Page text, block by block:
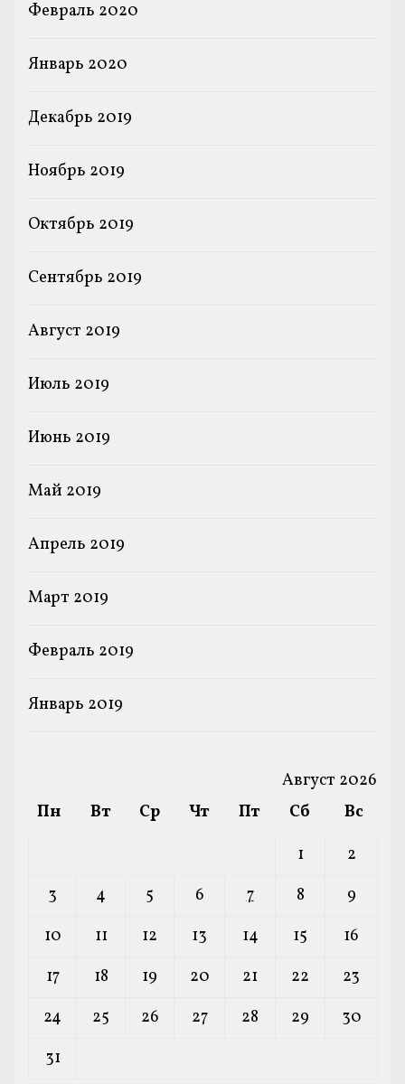
Февраль 2020
Январь 2020
Декабрь 2019
Ноябрь 2019
Октябрь 2019
Сентябрь 2019
Август 2019
Июль 2019
Июнь 2019
Май 2019
Апрель 2019
Март 2019
Февраль 2019
Январь 2019
Август 2026
Пн
Вт Ср Чт Пт Сб
Вс
1
2
3
4 5 6 7 8
9
10
11 12 13 14 15
16
17
18 19 20 21 22
23
24
25 26 27 28 29
30
31